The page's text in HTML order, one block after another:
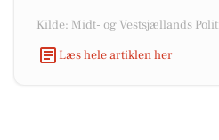
Kilde: Midt- og Vestsjællands
Læs hele artiklen her